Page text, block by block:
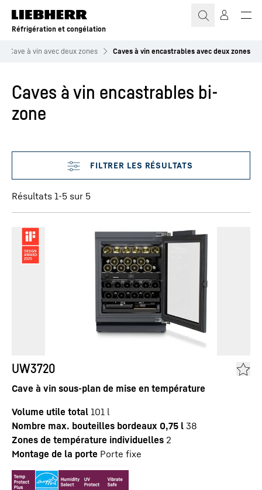
Réfrigération et congélation
Cave à vin avec deux zones Caves à vin encastrables avec deux zones
Caves à vin encastrables bi-
zone
Ignorer les filtres
Résultats 1-5 sur 5
UW3720
Cave à vin sous-plan de mise en température
Volume utile total 101 l
Nombre max. bouteilles bordeaux 0,75 l 38
Zones de température individuelles 2
Montage de la porte Porte fixe